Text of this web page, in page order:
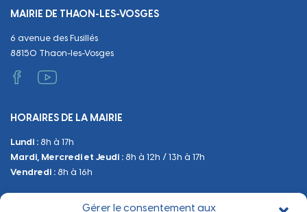
Gérer le consentement aux
Emploi
Tranquillité et sécurité
Décès
Papiers et citoyenneté
Administratif et technique
Manifestations
Urbanisme
Sanitaire et Sécurité
MAIRIE DE THAON-LES-VOSGES
6 avenue des Fusillés
88150 Thaon-les-Vosges
HORAIRES DE LA MAIRIE
Lundi : 8h à 17h
Mardi, Mercredi et Jeudi : 8h à 12h / 13h à 17h
Vendredi : 8h à 16h